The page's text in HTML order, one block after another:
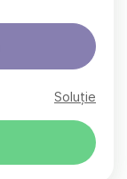
Soluție